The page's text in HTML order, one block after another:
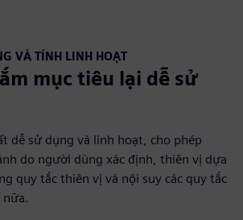
VÀ TÍNH LINH HOẠT
mục tiêu lại dễ sử
dễ sử dụng và linh hoạt, cho phép
do người dùng xác định, thiên vị dựa
quy tắc thiên vị và nội suy các quy tắc